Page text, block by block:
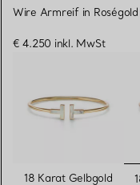
Wire Armreif in
€ 4.250 inkl. MwSt
18 Karat Gelbgold